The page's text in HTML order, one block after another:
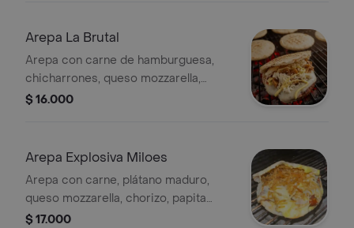
Arepa La Brutal
Arepa con carne de hamburguesa,
chicharrones, queso mozzarella,
papita ripio y salsas.
$ 16.000
Arepa Explosiva Miloes
Arepa con carne, plátano maduro,
queso mozzarella, chorizo, papita
ripio y salsas.
$ 17.000